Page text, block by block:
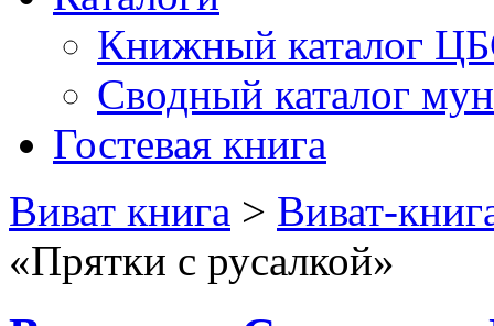
Книжный каталог
Сводный каталог
Гостевая книга
Виват книга > Виват-
«Прятки с русалкой»